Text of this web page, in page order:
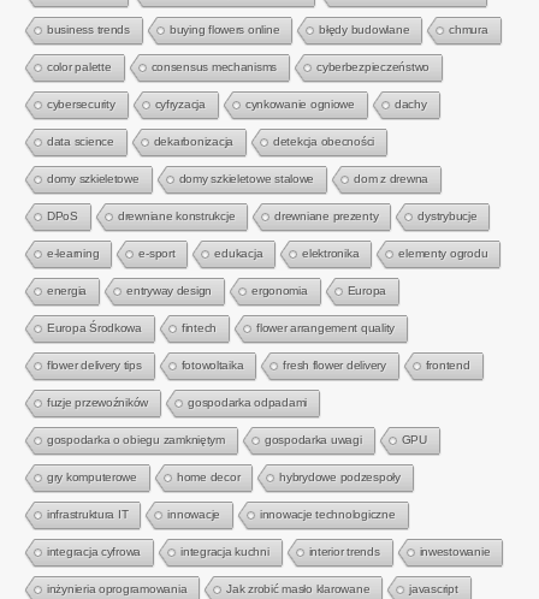
business trends buying flowers online błędy budowlane chmura
color palette consensus mechanisms cyberbezpieczeństwo
cybersecurity cyfryzacja cynkowanie ogniowe dachy
data science dekarbonizacja detekcja obecności
domy szkieletowe domy szkieletowe stalowe dom z drewna
DPoS drewniane konstrukcje drewniane prezenty dystrybucje
e-learning e-sport edukacja elektronika elementy ogrodu
energia entryway design ergonomia Europa
Europa Środkowa fintech flower arrangement quality
flower delivery tips fotowoltaika fresh flower delivery frontend
fuzje przewoźników gospodarka odpadami
gospodarka o obiegu zamkniętym gospodarka uwagi GPU
gry komputerowe home decor hybrydowe podzespoły
infrastruktura IT innowacje innowacje technologiczne
integracja cyfrowa integracja kuchni interior trends inwestowanie
inżynieria oprogramowania Jak zrobić masło klarowane javascript